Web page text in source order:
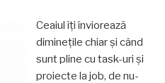
Ceaiul îţi înviorează
dimineţile chiar şi când
sunt pline cu task-uri şi
proiecte la job, de nu-